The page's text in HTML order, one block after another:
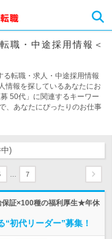
職・中途採用情報＜
る転職・求人・中途採用情報
情報を探しているあなたにお
50代」に関連するキーワー
、あなたにぴったりのお仕事
)
7
証×100種の福利厚生★年休
“初代リーダー”募集！